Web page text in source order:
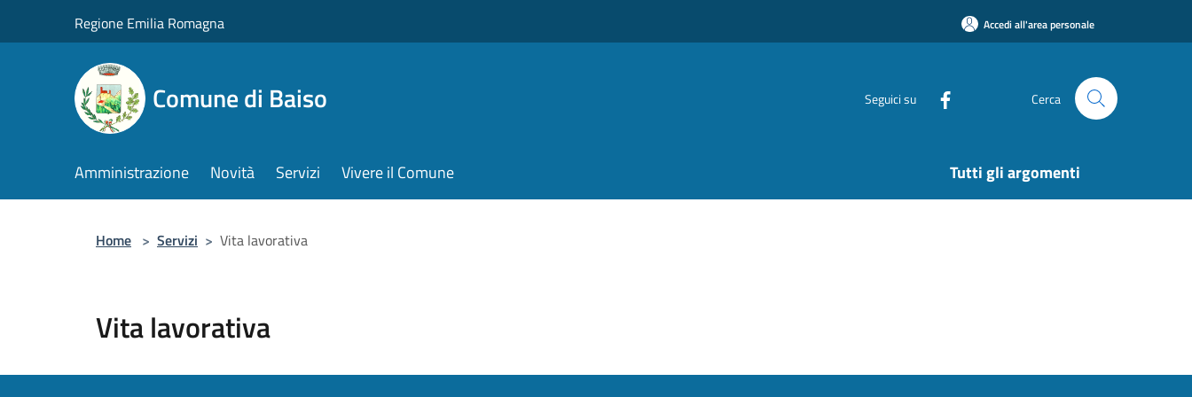
Regione Emilia Romagna Accedi all'area personale
Comune di Baiso Seguici su Cerca
Amministrazione Novità Servizi Vivere il Comune Tutti gli argomenti
Home > Servizi > Vita lavorativa
Vita lavorativa